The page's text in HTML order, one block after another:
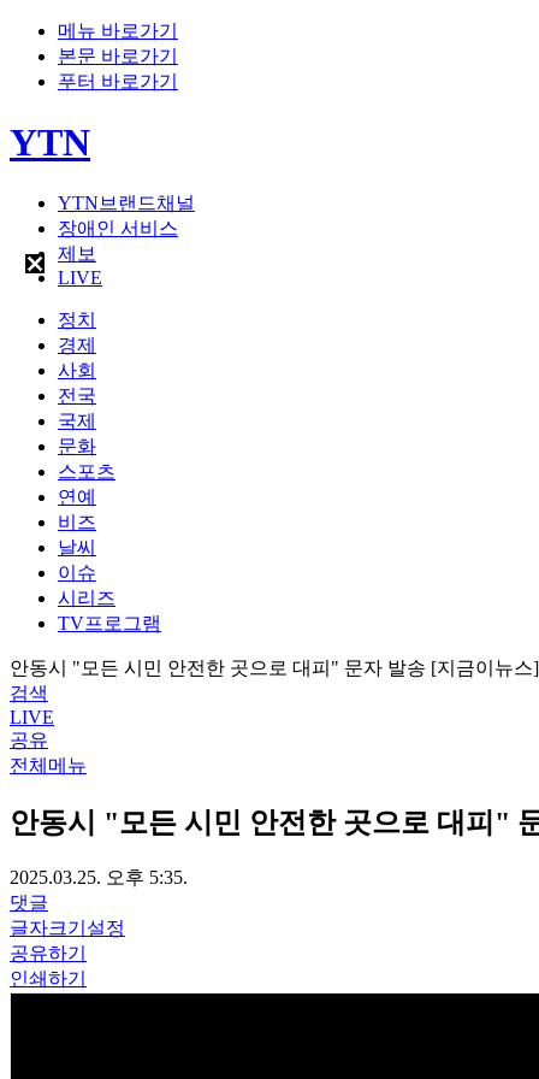
메뉴 바로가기
본문 바로가기
푸터 바로가기
YTN
YTN브랜드채널
장애인 서비스
제보
LIVE
정치
경제
사회
전국
국제
문화
스포츠
연예
비즈
날씨
이슈
시리즈
TV프로그램
안동시 "모든 시민 안전한 곳으로 대피" 문자 발송 [지금이뉴스]
검색
LIVE
공유
전체메뉴
안동시 "모든 시민 안전한 곳으로 대피"
2025.03.25. 오후 5:35.
댓글
글자크기설정
공유하기
인쇄하기